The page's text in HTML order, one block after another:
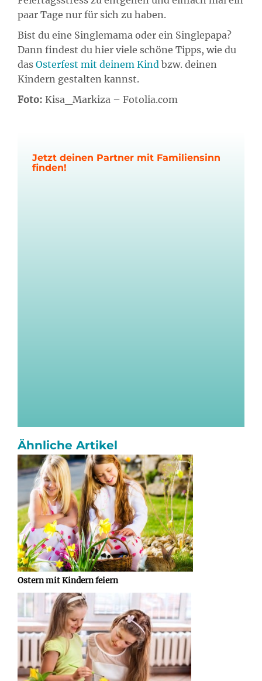
paar Tage nur für sich zu haben.
Bist du eine Singlemama oder ein Singlepapa?
Dann findest du hier viele schöne Tipps, wie du
das Osterfest mit deinem Kind bzw. deinen
Kindern gestalten kannst.
Foto: Kisa_Markiza – Fotolia.com
Jetzt deinen Partner mit Familiensinn
finden!
Ähnliche Artikel
Ostern mit Kindern feiern